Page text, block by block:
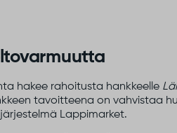
hakee rahoitusta hankkeelle
tavoitteena on vahvistaa
Lappimarket.